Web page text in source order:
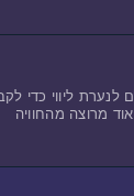
ליווי כדי
מרוצה מהחוויה